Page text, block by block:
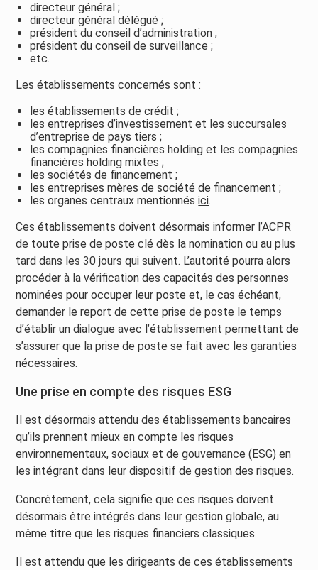
directeur général ;
directeur général délégué ;
président du conseil d’administration ;
président du conseil de surveillance ;
etc.
Les établissements concernés sont :
les établissements de crédit ;
les entreprises d’investissement et les succursales
d’entreprise de pays tiers ;
les compagnies financières holding et les compagnies
financières holding mixtes ;
les sociétés de financement ;
les entreprises mères de société de financement ;
les organes centraux mentionnésici.
Ces établissements doivent désormais informer l’ACPR
de toute prise de poste clé dès la nomination ou au plus
tard dans les 30 jours qui suivent. L’autorité pourra alors
procéder à la vérification des capacités des personnes
nominées pour occuper leur poste et, le cas échéant,
demander le report de cette prise de poste le temps
d’établir un dialogue avec l’établissement permettant de
s’assurer que la prise de poste se fait avec les garanties
nécessaires.
Une prise en compte des risques ESG
Il est désormais attendu des établissements bancaires
qu’ils prennent mieux en compte les risques
environnementaux, sociaux et de gouvernance (ESG) en
les intégrant dans leur dispositif de gestion des risques.
Concrètement, cela signifie que ces risques doivent
désormais être intégrés dans leur gestion globale, au
même titre que les risques financiers classiques.
Il est attendu que les dirigeants de ces établissements